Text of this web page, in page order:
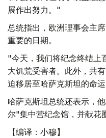
展作出努力。"
总统指出，欧洲理事会主
重要的日期。
"今天，我们将纪念终结上
大饥荒受害者。此外，共
迫移居至哈萨克斯坦的命
哈萨克斯坦总统还表示，
尔"集中营纪念馆，并献花
【编译：小穆】